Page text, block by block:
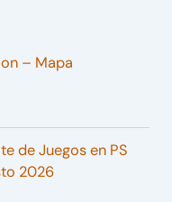
– Mapa
de Juegos en PS
2026